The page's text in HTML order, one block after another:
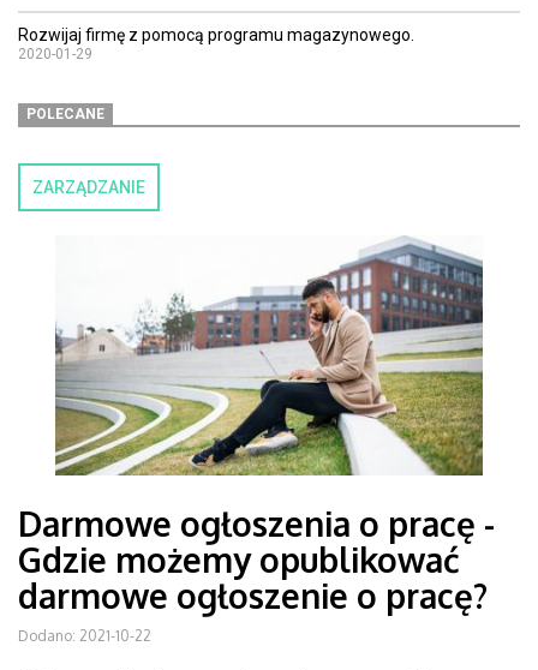
Rozwijaj firmę z pomocą programu magazynowego.
2020-01-29
POLECANE
ZARZĄDZANIE
Darmowe ogłoszenia o pracę -
Gdzie możemy opublikować
darmowe ogłoszenie o pracę?
Dodano: 2021-10-22